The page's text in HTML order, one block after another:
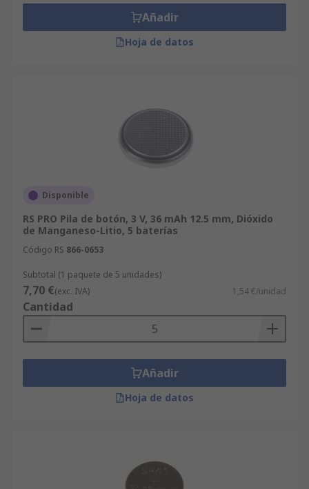
Añadir
Hoja de datos
Disponible
RS PRO Pila de botón, 3 V, 36 mAh 12.5 mm, Dióxido
de Manganeso-Litio, 5 baterías
Código RS 866-0653
Subtotal (1 paquete de 5 unidades)
7,70 €(exc. IVA) 1,54 €/unidad
Cantidad
Añadir
Hoja de datos